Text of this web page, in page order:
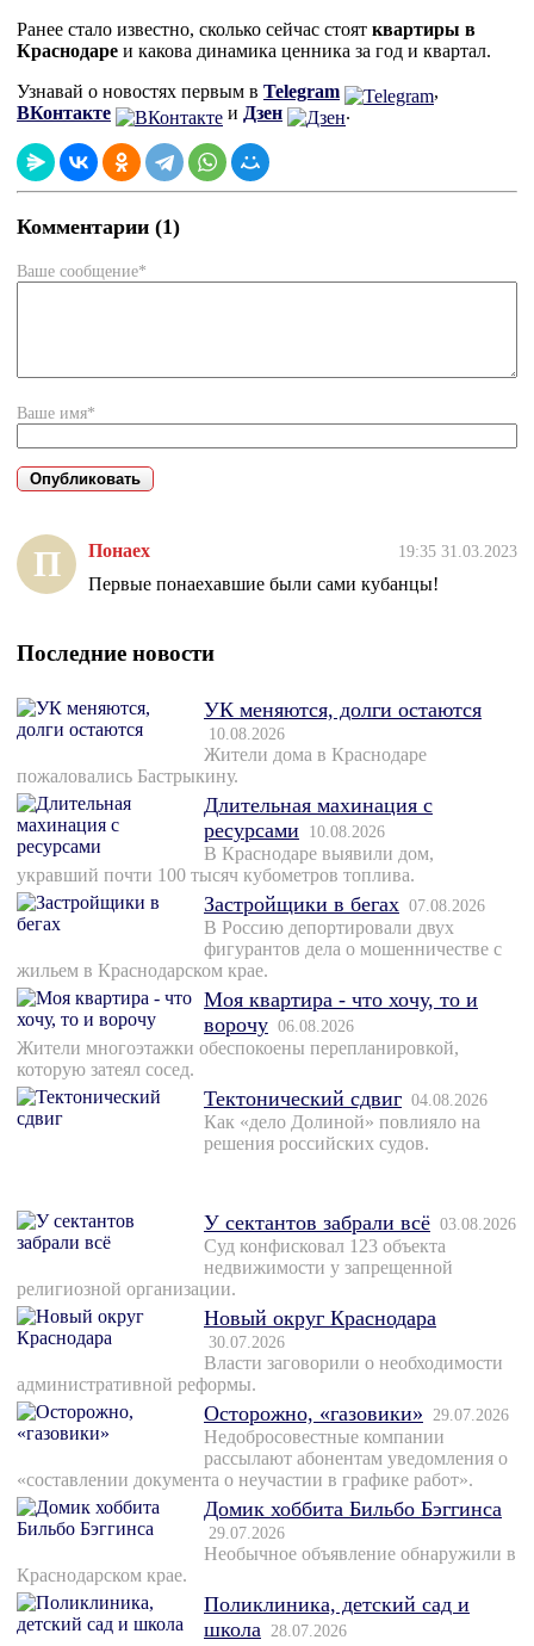
Ранее стало известно, сколько сейчас стоят квартиры в
Краснодаре и какова динамика ценника за год и квартал.
Узнавай о новостях первым в Telegram
,
ВКонтакте
и Дзен .
Комментарии (1)
Ваше сообщение*
Ваше имя*
П Понаех 19:35 31.03.2023
Первые понаехавшие были сами кубанцы!
Последние новости
УК меняются, долги остаются
10.08.2026
Жители дома в Краснодаре
пожаловались Бастрыкину.
Длительная махинация с
ресурсами
10.08.2026
В Краснодаре выявили дом,
укравший почти 100 тысяч кубометров топлива.
Застройщики в бегах 07.08.2026
В Россию депортировали двух
фигурантов дела о мошенничестве с
жильем в Краснодарском крае.
Моя квартира - что хочу, то и
ворочу 06.08.2026
Жители многоэтажки обеспокоены перепланировкой,
которую затеял сосед.
Тектонический сдвиг 04.08.2026
Как «дело Долиной» повлияло на
решения российских судов.
У сектантов забрали всё 03.08.2026
Суд конфисковал 123 объекта
недвижимости у запрещенной
религиозной организации.
Новый округ Краснодара
30.07.2026
Власти заговорили о необходимости
административной реформы.
Осторожно, «газовики» 29.07.2026
Недобросовестные компании
рассылают абонентам уведомления о
«составлении документа о неучастии в графике работ».
Домик хоббита Бильбо Бэггинса
29.07.2026
Необычное объявление обнаружили в
Краснодарском крае.
Поликлиника, детский сад и
школа 28.07.2026